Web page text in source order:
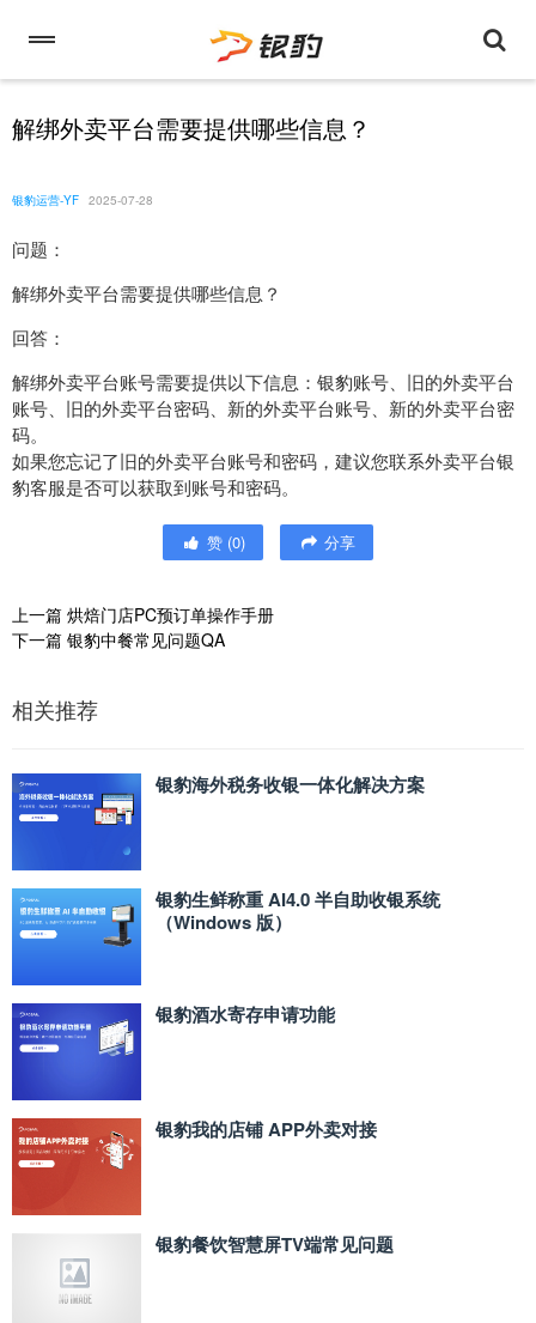
解绑外卖平台需要提供哪些信息？
银豹运营-YF 2025-07-28
问题：
解绑外卖平台需要提供哪些信息？
回答：
解绑外卖平台账号需要提供以下信息：银豹账号、旧的外卖平台
账号、旧的外卖平台密码、新的外卖平台账号、新的外卖平台密
码。
如果您忘记了旧的外卖平台账号和密码，建议您联系外卖平台银
豹客服是否可以获取到账号和密码。
赞 (0) 分享
上一篇 烘焙门店PC预订单操作手册
下一篇 银豹中餐常见问题QA
相关推荐
银豹海外税务收银一体化解决方案
银豹生鲜称重 AI4.0 半自助收银系统
（Windows 版）
银豹酒水寄存申请功能
银豹我的店铺 APP外卖对接
银豹餐饮智慧屏TV端常见问题